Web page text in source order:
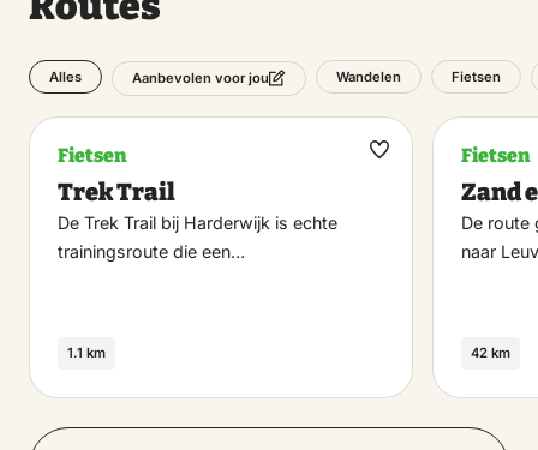
Alles Aanbevolen voor jou Wandelen Fietsen
Fietsen
Trek Trail
De Trek Trail bij Harderwijk is echte
trainingsroute die een…
1.1 km
Maak
Fietsen
Zand
De route
naar
42 km